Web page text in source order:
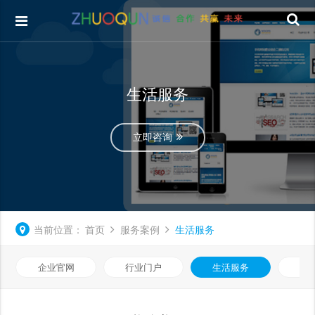
生活服务
立即咨询
当前位置： 首页 服务案例 生活服务
企业官网 行业门户 生活服务